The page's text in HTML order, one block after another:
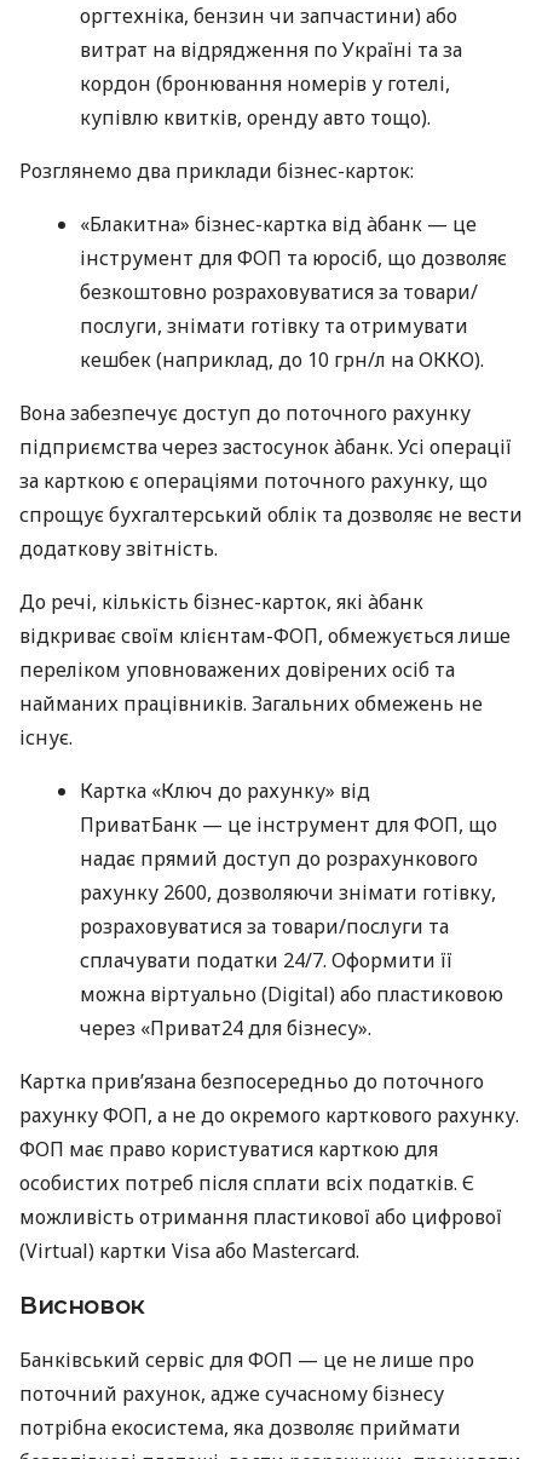
оргтехніка, бензин чи запчастини) або
витрат на відрядження по Україні та за
кордон (бронювання номерів у готелі,
купівлю квитків, оренду авто тощо).
Розглянемо два приклади бізнес-карток:
«Блакитна» бізнес-картка від àбанк — це
інструмент для ФОП та юросіб, що дозволяє
безкоштовно розраховуватися за товари/
послуги, знімати готівку та отримувати
кешбек (наприклад, до 10 грн/л на ОККО).
Вона забезпечує доступ до поточного рахунку
підприємства через застосунок àбанк. Усі операції
за карткою є операціями поточного рахунку, що
спрощує бухгалтерський облік та дозволяє не вести
додаткову звітність.
До речі, кількість бізнес-карток, які àбанк
відкриває своїм клієнтам-ФОП, обмежується лише
переліком уповноважених довірених осіб та
найманих працівників. Загальних обмежень не
існує.
Картка «Ключ до рахунку» від
ПриватБанк — це інструмент для ФОП, що
надає прямий доступ до розрахункового
рахунку 2600, дозволяючи знімати готівку,
розраховуватися за товари/послуги та
сплачувати податки 24/7. Оформити її
можна віртуально (Digital) або пластиковою
через «Приват24 для бізнесу».
Картка прив’язана безпосередньо до поточного
рахунку ФОП, а не до окремого карткового рахунку.
ФОП має право користуватися карткою для
особистих потреб після сплати всіх податків. Є
можливість отримання пластикової або цифрової
(Virtual) картки Visa або Mastercard.
Висновок
Банківський сервіс для ФОП — це не лише про
поточний рахунок, адже сучасному бізнесу
потрібна екосистема, яка дозволяє приймати